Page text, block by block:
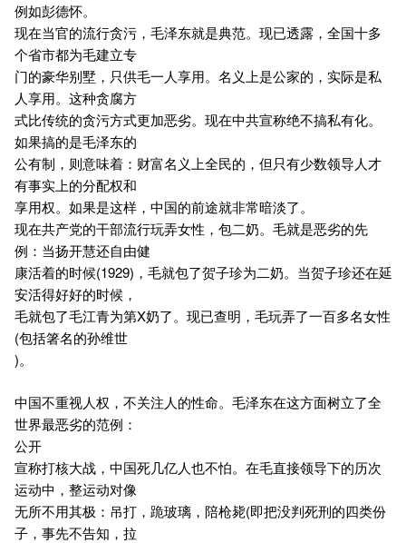
例如彭德怀。
现在当官的流行贪污，毛泽东就是典范。现已透露，全国十多
个省市都为毛建立专
门的豪华别墅，只供毛一人享用。名义上是公家的，实际是私
人享用。这种贪腐方
式比传统的贪污方式更加恶劣。现在中共宣称绝不搞私有化。
如果搞的是毛泽东的
公有制，则意味着：财富名义上全民的，但只有少数领导人才
有事实上的分配权和
享用权。如果是这样，中国的前途就非常暗淡了。
现在共产党的干部流行玩弄女性，包二奶。毛就是恶劣的先
例：当扬开慧还自由健
康活着的时候(1929)，毛就包了贺子珍为二奶。当贺子珍还在延
安活得好好的时候，
毛就包了毛江青为第X奶了。现已查明，毛玩弄了一百多名女性
(包括箸名的孙维世
)。
中国不重视人权，不关注人的性命。毛泽东在这方面树立了全
世界最恶劣的范例：
公开
宣称打核大战，中国死几亿人也不怕。在毛直接领导下的历次
运动中，整运动对像
无所不用其极：吊打，跪玻璃，陪枪毙(即把没判死刑的四类份
子，事先不告知，拉